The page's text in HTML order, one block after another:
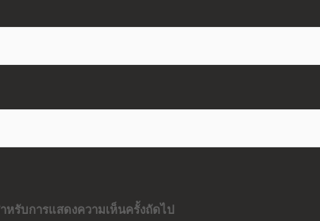
หรับการแสดงความเห็นครั้งถัดไป